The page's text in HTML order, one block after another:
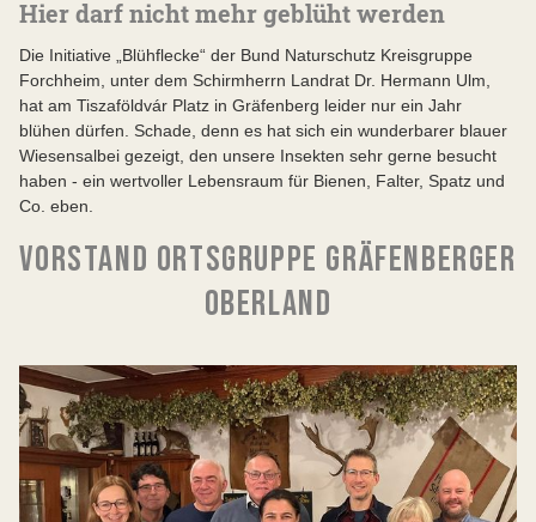
Hier darf nicht mehr geblüht werden
Die Initiative „Blühflecke“ der Bund Naturschutz Kreisgruppe
Forchheim, unter dem Schirmherrn Landrat Dr. Hermann Ulm,
hat am Tiszaföldvár Platz in Gräfenberg leider nur ein Jahr
blühen dürfen. Schade, denn es hat sich ein wunderbarer blauer
Wiesensalbei gezeigt, den unsere Insekten sehr gerne besucht
haben - ein wertvoller Lebensraum für Bienen, Falter, Spatz und
Co. eben.
VORSTAND ORTSGRUPPE GRÄFENBERGER
OBERLAND